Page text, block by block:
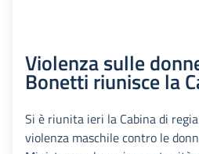
Violenza sulle
Bonetti riunisce la
Si è riunita ieri la Cabina di
violenza maschile contro le